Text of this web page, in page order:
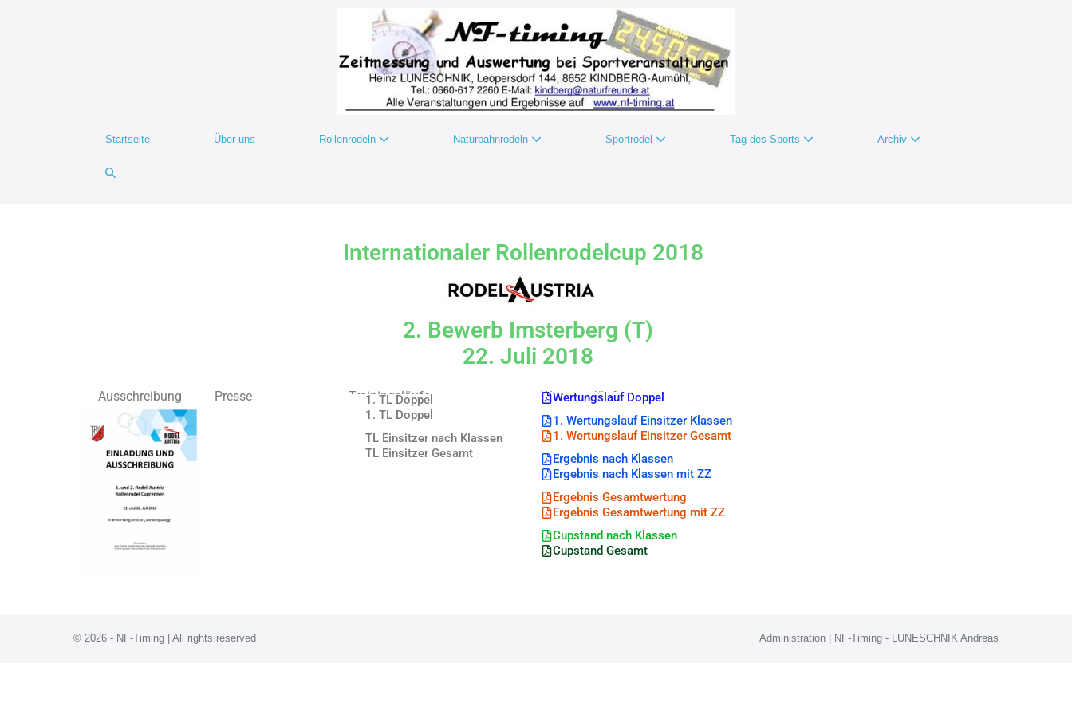
Startseite Über uns Rollenrodeln Naturbahnrodeln Sportrodel Tag des Sports Archiv
Internationaler Rollenrodelcup 2018
2. Bewerb Imsterberg (T)
22. Juli 2018
Ausschreibung Presse Trainingsläufe
1. TL Doppel
1. TL Doppel
TL Einsitzer nach Klassen
TL Einsitzer Gesamt
Wertungsläufe
Wertungslauf Doppel
1. Wertungslauf Einsitzer Klassen
1. Wertungslauf Einsitzer Gesamt
Ergebnis nach Klassen
Ergebnis nach Klassen mit ZZ
Ergebnis Gesamtwertung
Ergebnis Gesamtwertung mit ZZ
Cupstand nach Klassen
Cupstand Gesamt
© 2026 - NF-Timing | All rights reserved Administration | NF-Timing - LUNESCHNIK Andreas